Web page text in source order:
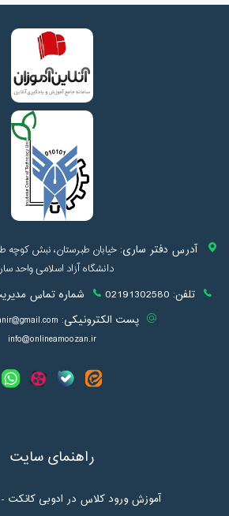
آدرس دفتر ساری:خیابان طبرستان، نبش کوچه
دانشگاه آزاد اسلامی واحد
تلفن: 02191302580 شماره تماس
پست الکترونیکی:
info@onlineamoozan.ir
راهنمای سایت
آموزش ورود کلاس در ادوبی کانکت -